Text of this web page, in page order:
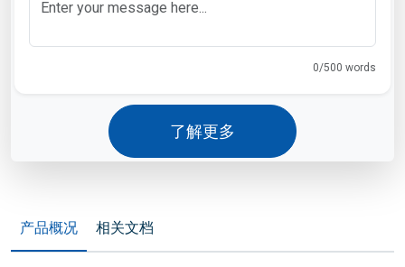
0/500 words
了解更多
产品概况 相关文档